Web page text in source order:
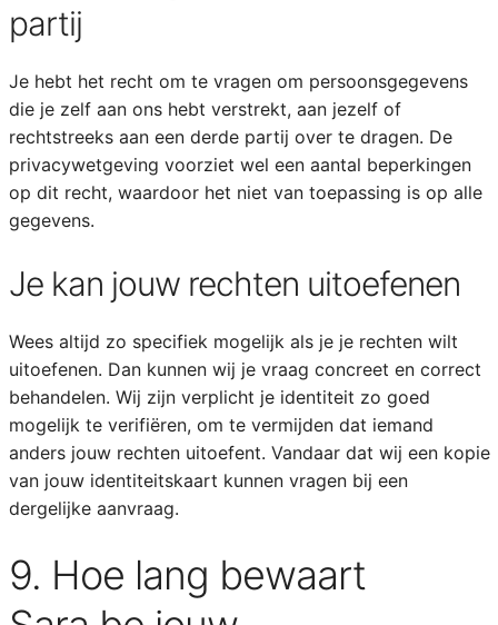
partij
Je hebt het recht om te vragen om persoonsgegevens
die je zelf aan ons hebt verstrekt, aan jezelf of
rechtstreeks aan een derde partij over te dragen. De
privacywetgeving voorziet wel een aantal beperkingen
op dit recht, waardoor het niet van toepassing is op alle
gegevens.
Je kan jouw rechten uitoefenen
Wees altijd zo specifiek mogelijk als je je rechten wilt
uitoefenen. Dan kunnen wij je vraag concreet en correct
behandelen. Wij zijn verplicht je identiteit zo goed
mogelijk te verifiëren, om te vermijden dat iemand
anders jouw rechten uitoefent. Vandaar dat wij een kopie
van jouw identiteitskaart kunnen vragen bij een
dergelijke aanvraag.
9. Hoe lang bewaart